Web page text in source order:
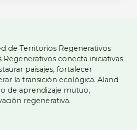
de Territorios Regenerativos
Regenerativos conecta iniciativas
paisajes, fortalecer
la transición ecológica. Aland
de aprendizaje mutuo,
regenerativa.